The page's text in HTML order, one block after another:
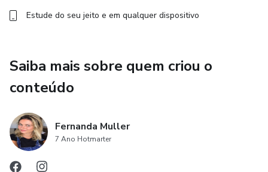
Estude do seu jeito e em qualquer dispositivo
Saiba mais sobre quem criou o
conteúdo
Fernanda Muller
7 Ano Hotmarter